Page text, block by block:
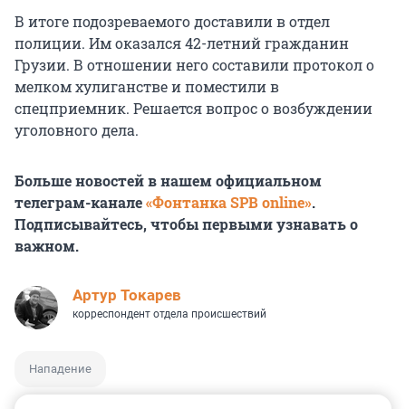
В итоге подозреваемого доставили в отдел
полиции. Им оказался 42-летний гражданин
Грузии. В отношении него составили протокол о
мелком хулиганстве и поместили в
спецприемник. Решается вопрос о возбуждении
уголовного дела.
Больше новостей в нашем официальном
телеграм-канале«Фонтанка SPB online».
Подписывайтесь, чтобы первыми узнавать о
важном.
Артур Токарев
корреспондент отдела происшествий
Нападение